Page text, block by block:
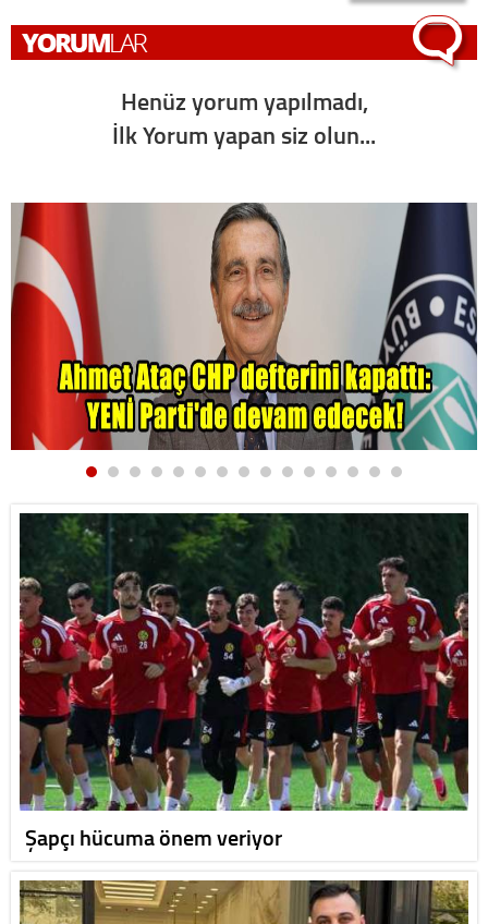
Henüz yorum yapılmadı,
İlk Yorum yapan siz olun...
Şapçı hücuma önem veriyor